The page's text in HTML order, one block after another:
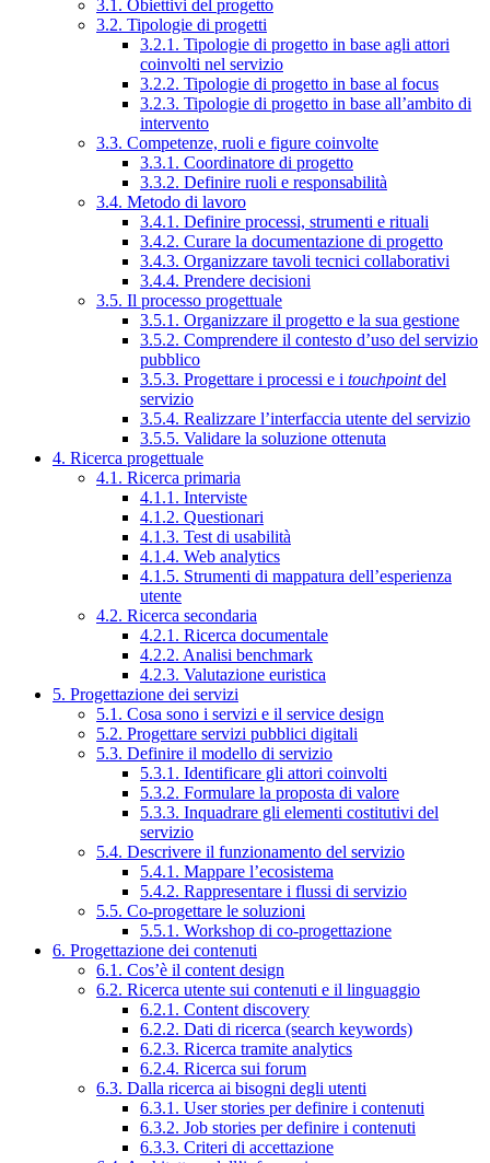
3.1. Obiettivi del progetto
3.2. Tipologie di progetti
3.2.1. Tipologie di progetto in base agli attori
coinvolti nel servizio
3.2.2. Tipologie di progetto in base al focus
3.2.3. Tipologie di progetto in base all’ambito di
intervento
3.3. Competenze, ruoli e figure coinvolte
3.3.1. Coordinatore di progetto
3.3.2. Definire ruoli e responsabilità
3.4. Metodo di lavoro
3.4.1. Definire processi, strumenti e rituali
3.4.2. Curare la documentazione di progetto
3.4.3. Organizzare tavoli tecnici collaborativi
3.4.4. Prendere decisioni
3.5. Il processo progettuale
3.5.1. Organizzare il progetto e la sua gestione
3.5.2. Comprendere il contesto d’uso del servizio
pubblico
3.5.3. Progettare i processi e i touchpointdel
servizio
3.5.4. Realizzare l’interfaccia utente del servizio
3.5.5. Validare la soluzione ottenuta
4. Ricerca progettuale
4.1. Ricerca primaria
4.1.1. Interviste
4.1.2. Questionari
4.1.3. Test di usabilità
4.1.4. Web analytics
4.1.5. Strumenti di mappatura dell’esperienza
utente
4.2. Ricerca secondaria
4.2.1. Ricerca documentale
4.2.2. Analisi benchmark
4.2.3. Valutazione euristica
5. Progettazione dei servizi
5.1. Cosa sono i servizi e il service design
5.2. Progettare servizi pubblici digitali
5.3. Definire il modello di servizio
5.3.1. Identificare gli attori coinvolti
5.3.2. Formulare la proposta di valore
5.3.3. Inquadrare gli elementi costitutivi del
servizio
5.4. Descrivere il funzionamento del servizio
5.4.1. Mappare l’ecosistema
5.4.2. Rappresentare i flussi di servizio
5.5. Co-progettare le soluzioni
5.5.1. Workshop di co-progettazione
6. Progettazione dei contenuti
6.1. Cos’è il content design
6.2. Ricerca utente sui contenuti e il linguaggio
6.2.1. Content discovery
6.2.2. Dati di ricerca (search keywords)
6.2.3. Ricerca tramite analytics
6.2.4. Ricerca sui forum
6.3. Dalla ricerca ai bisogni degli utenti
6.3.1. User stories per definire i contenuti
6.3.2. Job stories per definire i contenuti
6.3.3. Criteri di accettazione